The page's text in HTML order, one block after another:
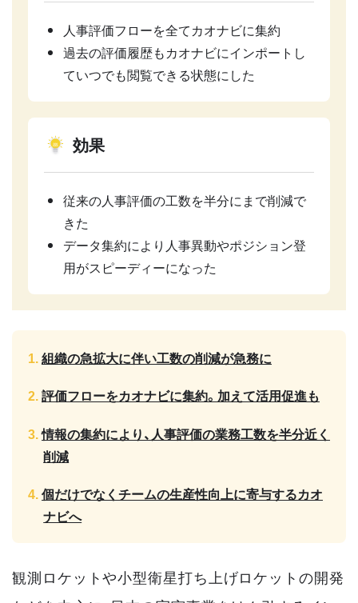
人事評価フローを全てカオナビに集約
過去の評価履歴もカオナビにインポートし
ていつでも閲覧できる状態にした
効果
従来の人事評価の工数を半分にまで削減で
きた
データ集約により人事異動やポジション登
用がスピーディーになった
組織の急拡大に伴い工数の削減が急務に
評価フローをカオナビに集約。加えて活用促進も
情報の集約により、人事評価の業務工数を半分近く
削減
個だけでなくチームの生産性向上に寄与するカオ
ナビへ
観測ロケットや小型衛星打ち上げロケットの開発